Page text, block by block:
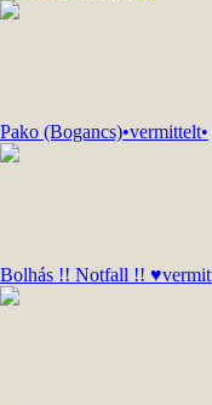
Pako (Bogancs)•vermittelt•
Bolhás !! Notfall !!